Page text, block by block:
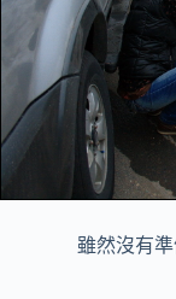
雖然沒有